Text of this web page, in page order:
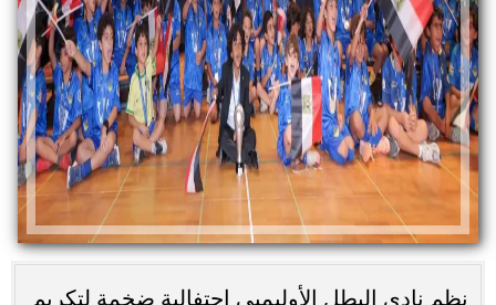
نظم نادي البطل الأوليمبي احتفالية ضخمة لتكريم